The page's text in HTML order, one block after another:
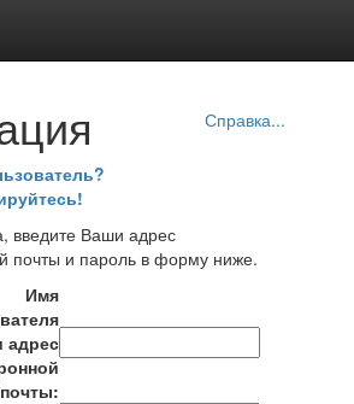
Справка...
введите Ваши адрес
почты и пароль в форму ниже.
Имя
адрес
почты: